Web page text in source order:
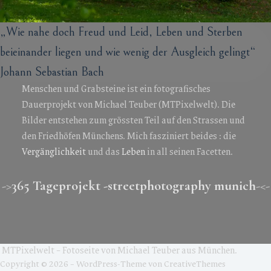
„Wie nahe doch Freud und Leid, Leben und Sterben
beieinander liegen und wie wenig der Ausgleich gelingt“
Johann Sebastian Bach
Menschen und Grabsteine ist ein fotografisches
Dauerprojekt von Michael Teuber (MTPixelwelt). Die
Bilder entstehen zum grössten Teil auf den Strassen und
den Friedhöfen Münchens. Mich fasziniert beides : die
Vergänglichkeitund dasLebenin all seinen Facetten.
->365 Tageprojekt -streetphotography munich-<-
MTPixelwelt – Fotoseite von Michael Teuber aus München.
Copyright © 2026 – WordPress-Theme vonCreativeThemes